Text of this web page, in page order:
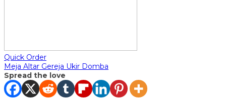
Quick Order
Meja Altar Gereja Ukir Domba
Spread the love